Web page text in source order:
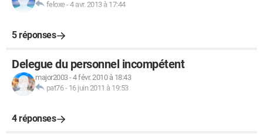
feloxe-4 avr. 2013 à 17:44
5 réponses
Delegue du personnel incompétent
major2003-4 févr. 2010 à 18:43
pat76- 16 juin 2011 à 19:53
4 réponses